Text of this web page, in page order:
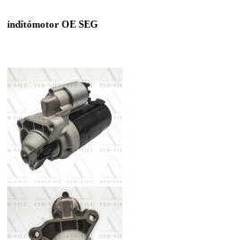
indítómotor OE SEG